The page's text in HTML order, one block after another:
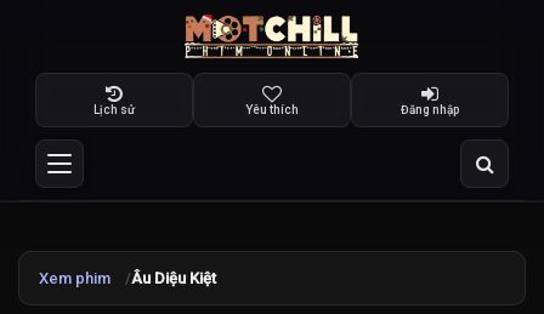
Lịch sử Yêu thích Đăng nhập
Xem phim Âu Diệu Kiệt